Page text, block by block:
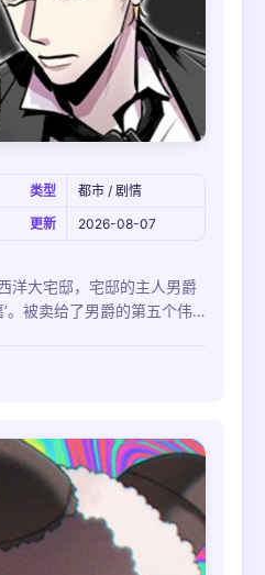
类型
都市 / 剧情
更新 2026-08-07
洋大宅邸，宅邸的主人男爵
。被卖给了男爵的第五个伟